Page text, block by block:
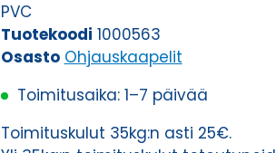
PVC
Tuotekoodi 1000563
Osasto Ohjauskaapelit
Toimitusaika: 1–7 päivää
Toimituskulut 35kg:n asti 25€.